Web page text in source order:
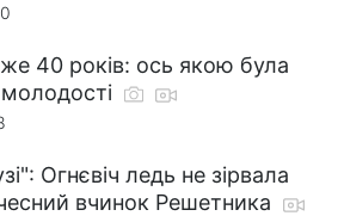
40 років: ось якою була
Огнєвіч ледь не зірвала
вчинок Решетника